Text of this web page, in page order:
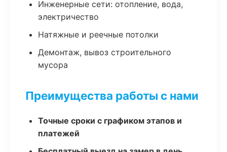
Инженерные сети: отопление, вода,
электричество
Натяжные и реечные потолки
Демонтаж, вывоз строительного
мусора
Преимущества работы с нами
Точные сроки с графиком этапов и
платежей